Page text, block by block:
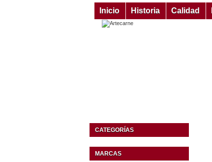
Inicio Historia Calidad
CATEGORÍAS
MARCAS